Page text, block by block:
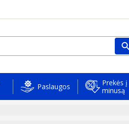
Paslaugos
Prekės į
minusą